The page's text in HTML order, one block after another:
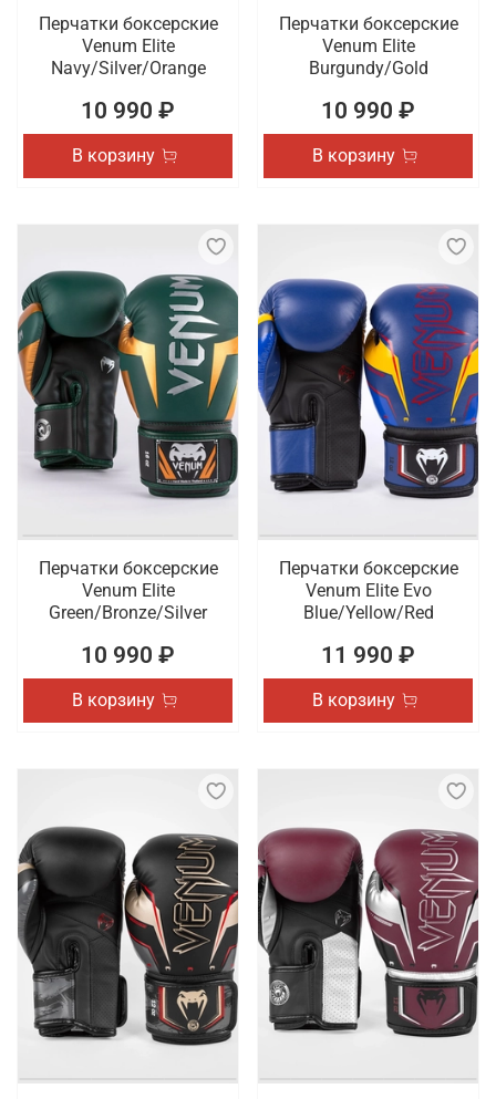
Перчатки боксерские
Venum Elite
Navy/Silver/Orange
10 990 ₽
В корзину
Перчатки боксерские
Venum Elite
Burgundy/Gold
10 990 ₽
В корзину
Перчатки боксерские
Venum Elite
Green/Bronze/Silver
10 990 ₽
В корзину
Перчатки боксерские
Venum Elite Evo
Blue/Yellow/Red
11 990 ₽
В корзину